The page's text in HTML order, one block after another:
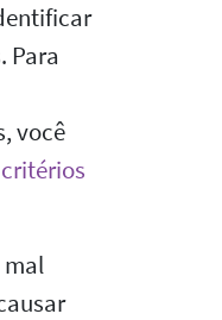
Para
você
critérios
mal